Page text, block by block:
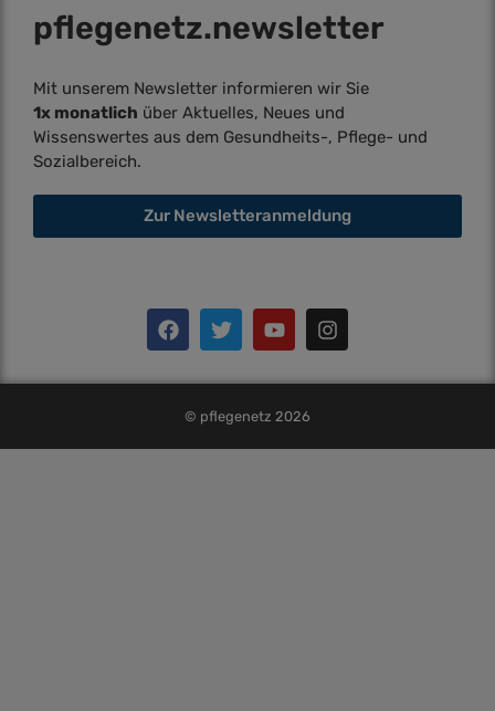
pflegenetz.­newsletter
Mit unserem Newsletter informieren wir Sie
1x monatlich über Aktuelles, Neues und
Wissenswertes aus dem Gesundheits-, Pflege- und
Sozialbereich.
Zur Newsletteranmeldung
© pflegenetz 2026